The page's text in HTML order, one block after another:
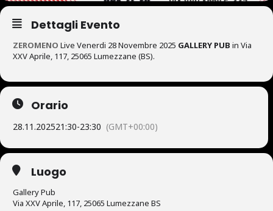
Dettagli Evento
ZEROMENO Live Venerdi 28 Novembre 2025 GALLERY PUB in Via
XXV Aprile, 117, 25065 Lumezzane (BS).
Orario
28.11.202521:30-23:30 (GMT+00:00)
Luogo
Gallery Pub
Via XXV Aprile, 117, 25065 Lumezzane BS